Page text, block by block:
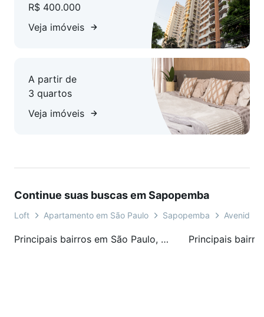
R$ 400.000
Veja imóveis
A partir de
3 quartos
Veja imóveis
Continue suas buscas em Sapopemba
Loft Apartamento em São Paulo Sapopemba Avenida
Principais bairros em São Paulo, SP